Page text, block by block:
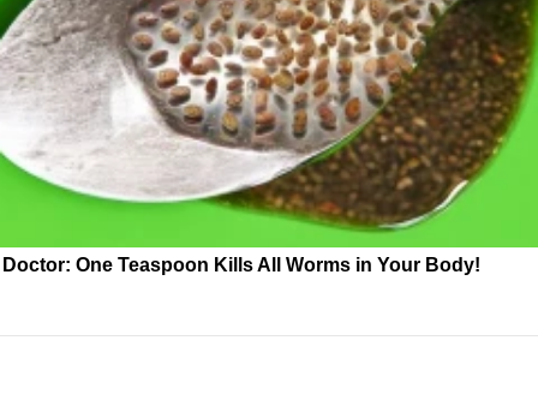
Doctor: One Teaspoon Kills All Worms in Your Body!